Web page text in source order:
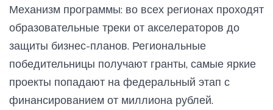
Механизм программы: во всех регионах проходят
образовательные треки от акселераторов до
защиты бизнес-планов. Региональные
победительницы получают гранты, самые яркие
проекты попадают на федеральный этап с
финансированием от миллиона рублей.